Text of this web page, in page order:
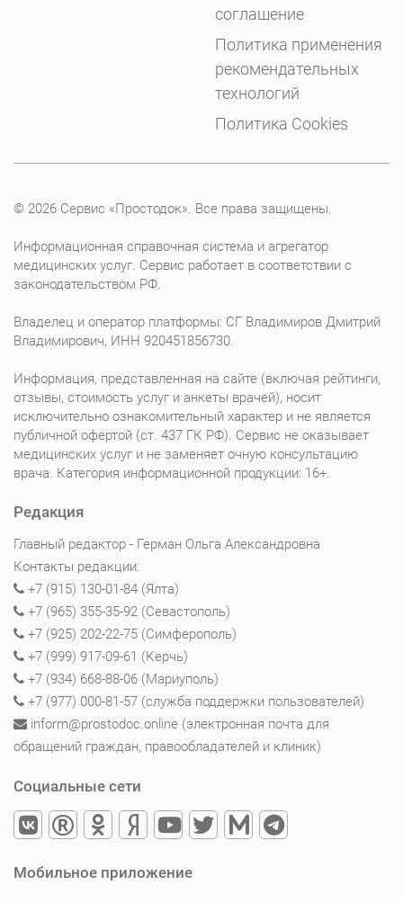
соглашение
Политика применения
рекомендательных
технологий
Политика Cookies
© 2026 Сервис «Простодок». Все права защищены.
Информационная справочная система и агрегатор
медицинских услуг. Сервис работает в соответствии с
законодательством РФ.
Владелец и оператор платформы: СГ Владимиров Дмитрий
Владимирович, ИНН 920451856730.
Информация, представленная на сайте (включая рейтинги,
отзывы, стоимость услуг и анкеты врачей), носит
исключительно ознакомительный характер и не является
публичной офертой (ст. 437 ГК РФ). Сервис не оказывает
медицинских услуг и не заменяет очную консультацию
врача. Категория информационной продукции: 16+.
Редакция
Главный редактор - Герман Ольга Александровна
Контакты редакции:
+7 (915) 130-01-84 (Ялта)
+7 (965) 355-35-92 (Севастополь)
+7 (925) 202-22-75 (Симферополь)
+7 (999) 917-09-61 (Керчь)
+7 (934) 668-88-06 (Мариуполь)
+7 (977) 000-81-57 (служба поддержки пользователей)
inform@prostodoc.online (электронная почта для
обращений граждан, правообладателей и клиник)
Социальные сети
Мобильное приложение